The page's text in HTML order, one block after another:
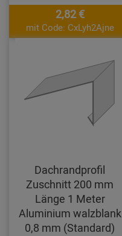
2,82 €
mit Code: CxLyh2Ajne
Dachrandprofil
Zuschnitt 200 mm
Länge 1 Meter
Aluminium walzblank
0,8 mm (Standard)